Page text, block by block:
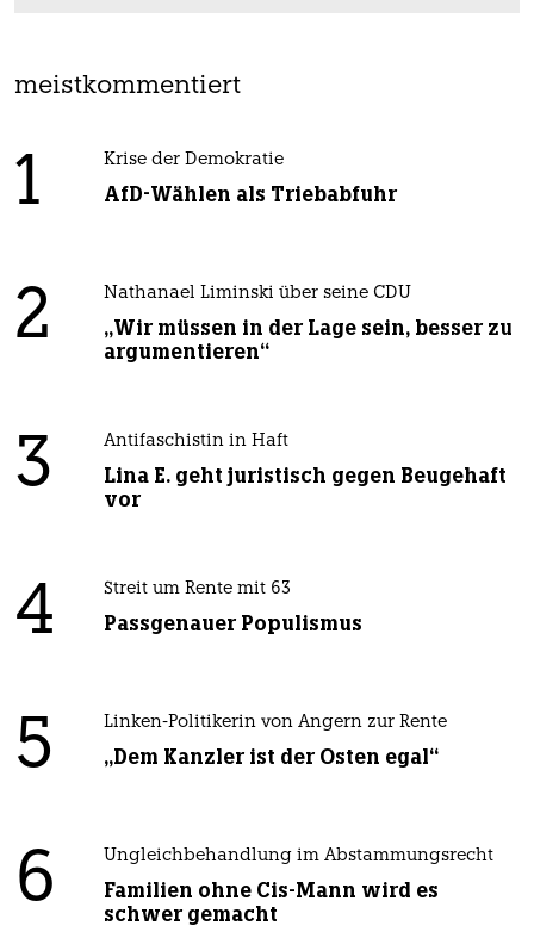
meistkommentiert
1 Krise der Demokratie
AfD-Wählen als Triebabfuhr
2 Nathanael Liminski über seine CDU
„Wir müssen in der Lage sein, besser zu
argumentieren“
3 Antifaschistin in Haft
Lina E. geht juristisch gegen Beugehaft
vor
4 Streit um Rente mit 63
Passgenauer Populismus
5 Linken-Politikerin von Angern zur Rente
„Dem Kanzler ist der Osten egal“
6 Ungleichbehandlung im Abstammungsrecht
Familien ohne Cis-Mann wird es
schwer gemacht